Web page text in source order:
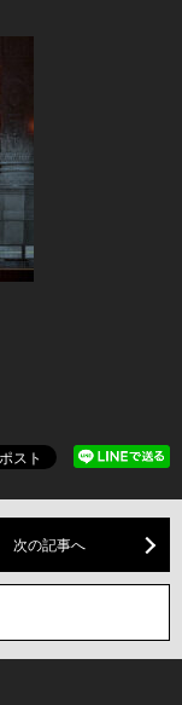
次の記事へ